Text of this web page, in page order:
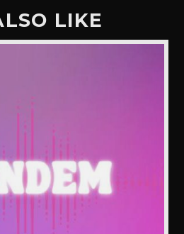
LIKE